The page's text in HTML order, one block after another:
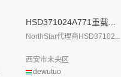
HSD371024A771重载...
NorthStar代理商HSD37102...
dewutuo
西安市未央区